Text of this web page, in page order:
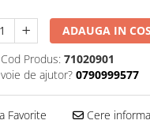
ADAUGA IN COS
Cod Produs: 71020901
de ajutor? 0790999577
Favorite Cere